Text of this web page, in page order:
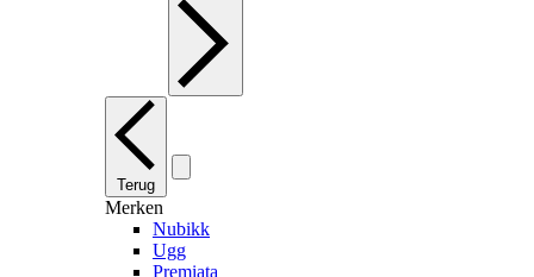
Terug
Merken
Nubikk
Ugg
Premiata